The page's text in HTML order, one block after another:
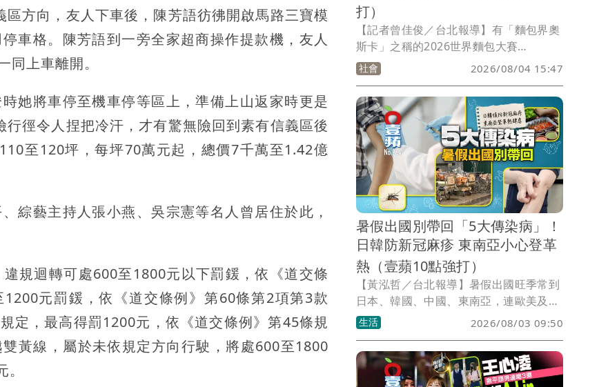
方向，友人下車後，陳芳語彷彿開啟馬路三寶模
車格。陳芳語到一旁全家超商操作提款機，友人
上車離開。
她將車停至機車停等區上，準備上山返家時更是
徑令人捏把冷汗，才有驚無險回到素有信義區後
至120坪，每坪70萬元起，總價7千萬至1.42億
綜藝主持人張小燕、吳宗憲等名人曾居住於此，
規迴轉可處600至1800元以下罰鍰，依《道交條
元罰鍰，依《道交條例》第60條第2項第3款
定，最高得罰1200元，依《道交條例》第45條規
黃線，屬於未依規定方向行駛，將處600至1800
打）
【記者曾佳俊／台北報導】有「麵包界奧
斯卡」之稱的2026世界麵包大賽
（Coupe du Monde de la
Boulangerie）日前在法國巴黎圓滿落
幕。台灣代表隊歷經8小時高強度競賽，
從法國、日本、韓國等10國頂尖烘焙強權
中脫穎而出，最終勇奪團體賽亞軍。其
中，年僅26歲、在北市育達高中烘焙科擔
任教職的彭心柔，負責「藝術麵包」項
目，更成為台灣歷來首位在此賽事奪牌的
女性選手，然而這面銀牌背後卻是一段停
工半年、背負70多萬元債務，甚至睡工
廠、啃麵包角、練到多次暈倒的追夢故
事，即使時光倒流，她仍義無反顧選擇再
走一遭，堅持的原因就是「不想後悔一輩
子」！
社會 2026/08/04 15:47
暑假出國別帶回「5大傳染病」！
日韓防新冠麻疹 東南亞小心登革
熱（壹蘋10點強打）
【黃泓哲／台北報導】暑假出國旺季常到
日本、韓國、中國、東南亞，連歐美及非
洲都是熱門旅遊目的地，疾管署特別提醒
留意各地傳染病風險。其中，日本、韓
國、中國新冠及麻疹疫情仍持續，東南亞
須慎防登革熱、屈公病，非洲則有瘧疾及
伊波拉等威脅。因為就連國內新冠疫情也
生活 2026/08/03 09:50